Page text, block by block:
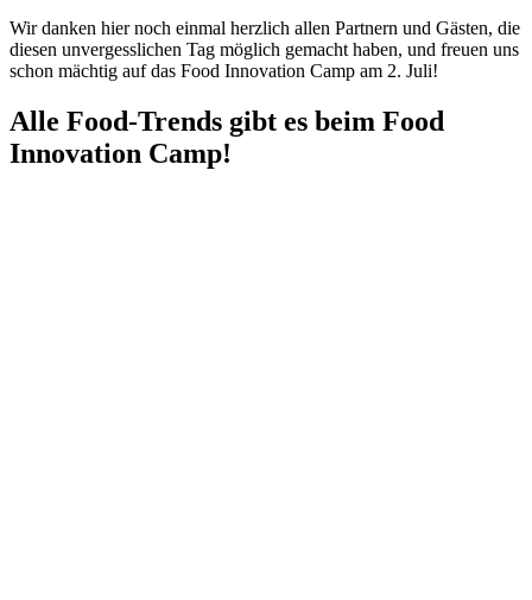
Wir danken hier noch einmal herzlich allen Partnern und Gästen, die
diesen unvergesslichen Tag möglich gemacht haben, und freuen uns
schon mächtig auf das Food Innovation Camp am 2. Juli!
Alle Food-Trends gibt es beim Food
Innovation Camp!